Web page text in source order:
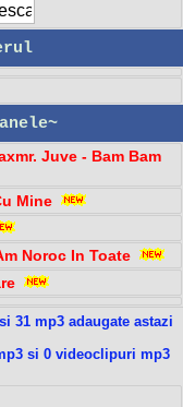
Juve - Bam Bam️
Mine
Noroc In Toate
31 mp3 adaugate astazi
si 0 videoclipuri mp3